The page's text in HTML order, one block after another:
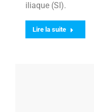
iliaque (SI).
Lire la suite